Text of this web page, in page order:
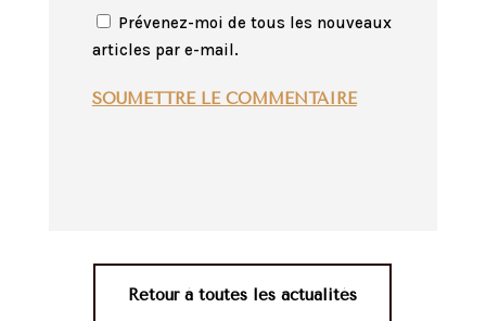
Prévenez-moi de tous les nouveaux
articles par e-mail.
SOUMETTRE LE COMMENTAIRE
Retour à toutes les actualités